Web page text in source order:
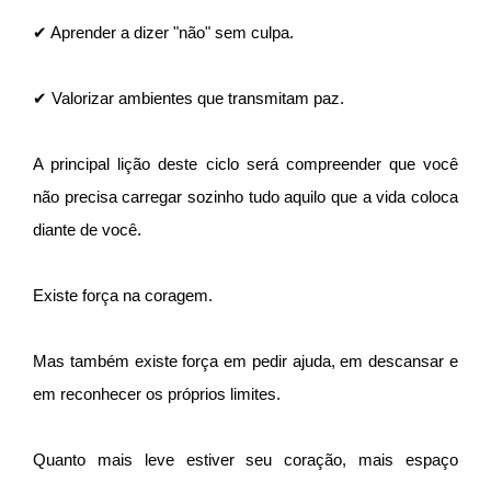
✔ Aprender a dizer "não" sem culpa.
✔ Valorizar ambientes que transmitam paz.
A principal lição deste ciclo será compreender que você
não precisa carregar sozinho tudo aquilo que a vida coloca
diante de você.
Existe força na coragem.
Mas também existe força em pedir ajuda, em descansar e
em reconhecer os próprios limites.
Quanto mais leve estiver seu coração, mais espaço